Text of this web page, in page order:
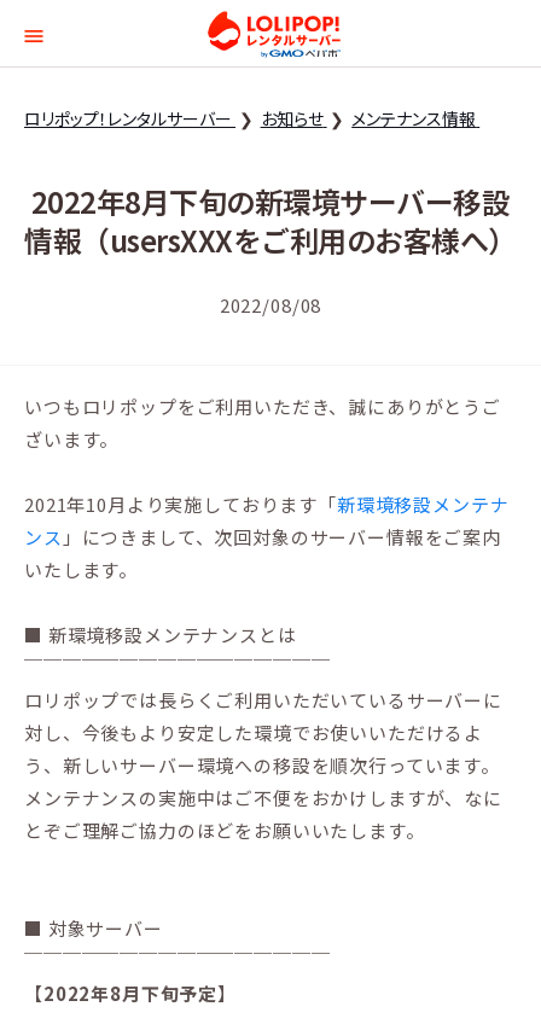
ロリポップ！レンタル
ロリポップ！レンタルサーバー お知らせ メンテナンス情報
2022年8月下旬の新環境サーバー移設
情報（usersXXXをご利用のお客様へ）
2022/08/08
いつもロリポップをご利用いただき、誠にありがとうご
ざいます。
2021年10月より実施しております「新環境移設メンテナ
ンス 」につきまして、次回対象のサーバー情報をご案内
いたします。
■ 新環境移設メンテナンスとは
￣￣￣￣￣￣￣￣￣￣￣￣￣￣￣￣
ロリポップでは長らくご利用いただいているサーバーに
対し、今後もより安定した環境でお使いいただけるよ
う、新しいサーバー環境への移設を順次行っています。
メンテナンスの実施中はご不便をおかけしますが、なに
とぞご理解ご協力のほどをお願いいたします。
■ 対象サーバー
￣￣￣￣￣￣￣￣￣￣￣￣￣￣￣￣
【2022年8月下旬予定】